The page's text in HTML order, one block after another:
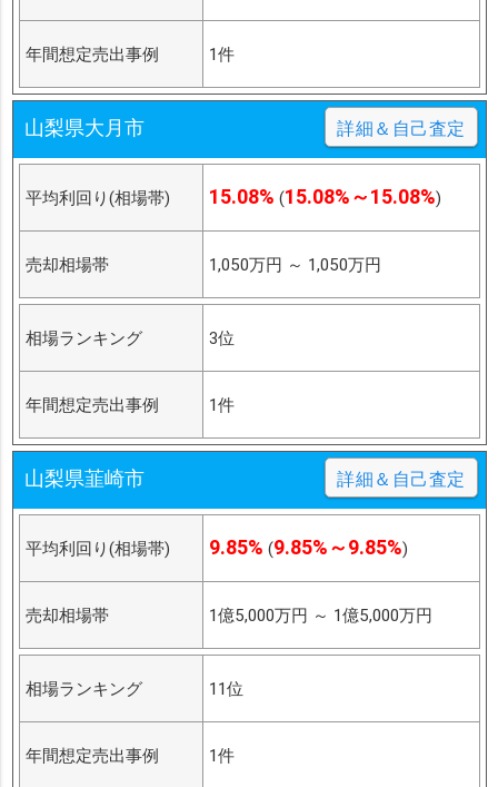
年間想定売出事例 1件
山梨県大月市 詳細＆自己査定
平均利回り(相場帯) 15.08% (15.08%～15.08%)
売却相場帯 1,050万円 ～ 1,050万円
相場ランキング 3位
年間想定売出事例 1件
山梨県韮崎市 詳細＆自己査定
平均利回り(相場帯) 9.85% (9.85%～9.85%)
売却相場帯 1億5,000万円 ～ 1億5,000万円
相場ランキング 11位
年間想定売出事例 1件